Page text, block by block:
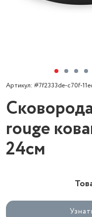
Артикул: #7f2333de-c70f-
rouge
24см